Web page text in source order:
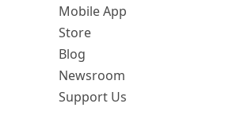
Mobile App
Store
Blog
Newsroom
Support Us